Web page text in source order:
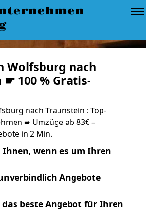
Wolfsburg nach
100 % Gratis-
nach Traunstein : Top-
➨ Umzüge ab 83€ –
in 2 Min.
Ihnen, wenn es um Ihren
Angebote
das beste Angebot für Ihren